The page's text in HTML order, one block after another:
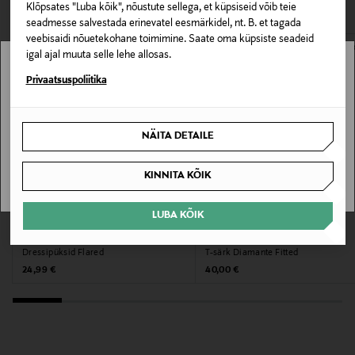
Klõpsates "Luba kõik", nõustute sellega, et küpsiseid võib teie
seadmesse salvestada erinevatel eesmärkidel, nt. B. et tagada
veebisaidi nõuetekohane toimimine. Saate oma küpsiste seadeid
igal ajal muuta selle lehe allosas.
Privaatsuspoliitika
NÄITA DETAILE
KINNITA KÕIK
LUBA KÕIK
Hooldusjuhendid
Masinpesu vastavalt toote hooldusjuhistele
Värv
Valmistaja tootenumber
Tootja
Juicy Couture Europe Limited
Dressipüksid Flared
Original Price
24,99 €
T-särk Diamante Fitted
Original Price
40,00 €
Stockmann pole Sinu riigis saadaval.
SAAN ARU